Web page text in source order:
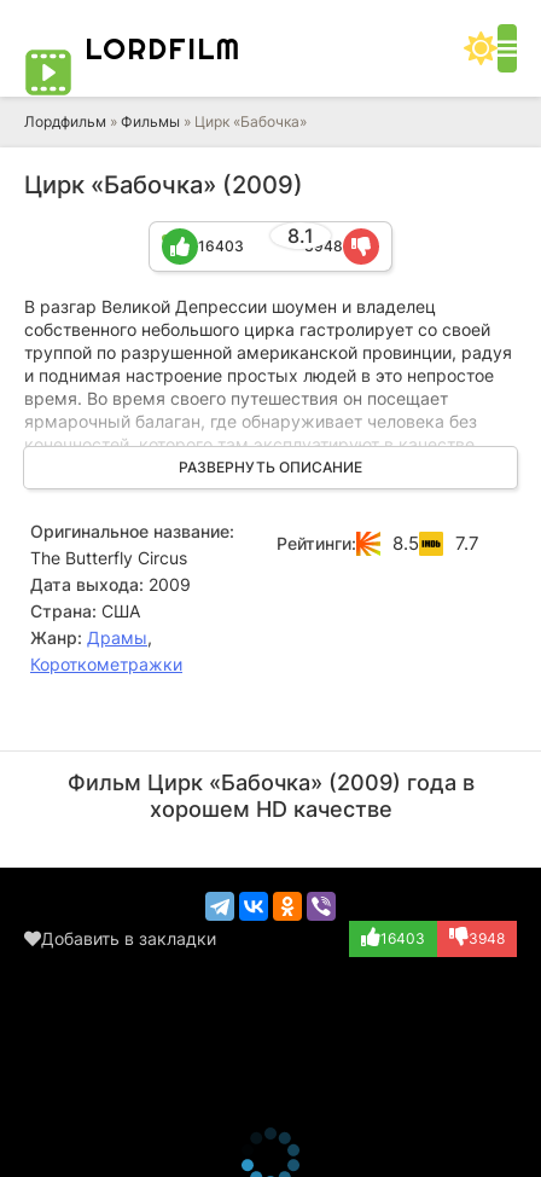
LORDFILM
Лордфильм » Фильмы » Цирк «Бабочка»
Цирк «Бабочка» (2009)
8.1
16403 3948
В разгар Великой Депрессии шоумен и владелец
собственного небольшого цирка гастролирует со своей
труппой по разрушенной американской провинции, радуя
и поднимая настроение простых людей в это непростое
время. Во время своего путешествия он посещает
ярмарочный балаган, где обнаруживает человека без
конечностей, которого там эксплуатируют в качестве
живого экспоната шоу уродов.
странствующей труппы цирковых артистов. Позднее, с
помощью своих новых друзей, он обретает веру в себя, и
делает то, о чем раньше не смел даже мечтать...
РАЗВЕРНУТЬ ОПИСАНИЕ
Оригинальное название:
The Butterfly Circus
Дата выхода: 2009
Страна: США
Жанр: Драмы,
Короткометражки
Рейтинги: 8.5 7.7
(Otto)
(Announcer)
Фильм Цирк «Бабочка» (2009) года в
хорошем HD качестве
Добавить в закладки 16403 3948